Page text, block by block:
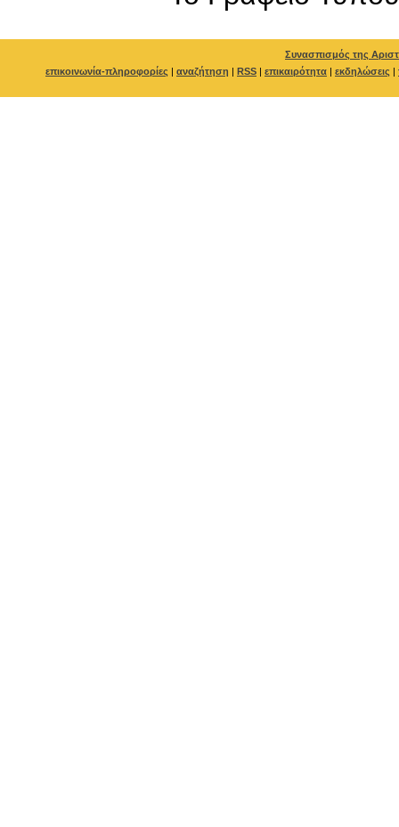
Συνασπισμός της
επικοινωνία-πληροφορίες | αναζήτηση | RSS | επικαιρότητα | εκδηλώσεις |